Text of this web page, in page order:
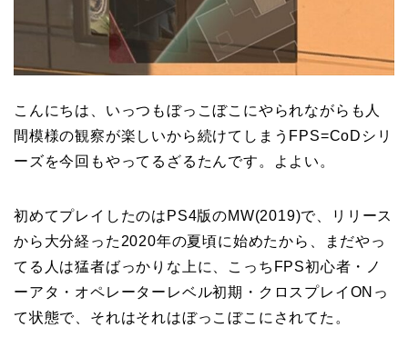
こんにちは、いっつもぼっこぼこにやられながらも人
間模様の観察が楽しいから続けてしまうFPS=CoDシリ
ーズを今回もやってるざるたんです。よよい。
初めてプレイしたのはPS4版のMW(2019)で、リリース
から大分経った2020年の夏頃に始めたから、まだやっ
てる人は猛者ばっかりな上に、こっちFPS初心者・ノ
ーアタ・オペレーターレベル初期・クロスプレイONっ
て状態で、それはそれはぼっこぼこにされてた。